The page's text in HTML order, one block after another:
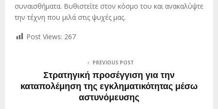
συναισθήματα. Βυθιστείτε στον κόσμο του και ανακαλύψτε
την τέχνη που μιλά στις ψυχές μας.
Post Views: 267
PREVIOUS POST
Στρατηγική προσέγγιση για την
καταπολέμηση της εγκληματικότητας μέσω
αστυνόμευσης